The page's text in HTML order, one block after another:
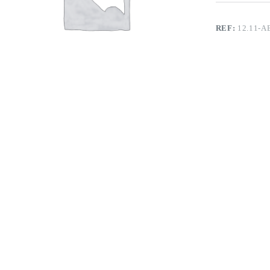
REF: 12.11-